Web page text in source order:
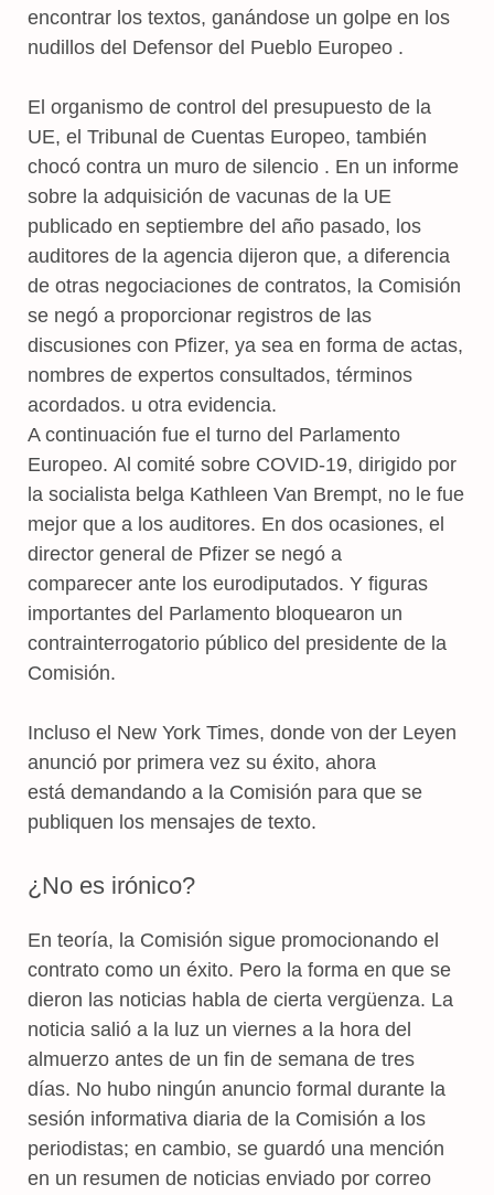
encontrar los textos, ganándose un golpe en los
nudillos del Defensor del Pueblo Europeo .
El organismo de control del presupuesto de la
UE, el Tribunal de Cuentas Europeo, también
chocó contra un muro de silencio . En un informe
sobre la adquisición de vacunas de la UE
publicado en septiembre del año pasado, los
auditores de la agencia dijeron que, a diferencia
de otras negociaciones de contratos, la Comisión
se negó a proporcionar registros de las
discusiones con Pfizer, ya sea en forma de actas,
nombres de expertos consultados, términos
acordados. u otra evidencia.
A continuación fue el turno del Parlamento
Europeo. Al comité sobre COVID-19, dirigido por
la socialista belga Kathleen Van Brempt, no le fue
mejor que a los auditores. En dos ocasiones, el
director general de Pfizer se negó a
comparecer ante los eurodiputados. Y figuras
importantes del Parlamento bloquearon un
contrainterrogatorio público del presidente de la
Comisión.
Incluso el New York Times, donde von der Leyen
anunció por primera vez su éxito, ahora
está demandando a la Comisión para que se
publiquen los mensajes de texto.
¿No es irónico?
En teoría, la Comisión sigue promocionando el
contrato como un éxito. Pero la forma en que se
dieron las noticias habla de cierta vergüenza. La
noticia salió a la luz un viernes a la hora del
almuerzo antes de un fin de semana de tres
días. No hubo ningún anuncio formal durante la
sesión informativa diaria de la Comisión a los
periodistas; en cambio, se guardó una mención
en un resumen de noticias enviado por correo